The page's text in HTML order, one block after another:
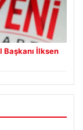
Başkanı İlksen